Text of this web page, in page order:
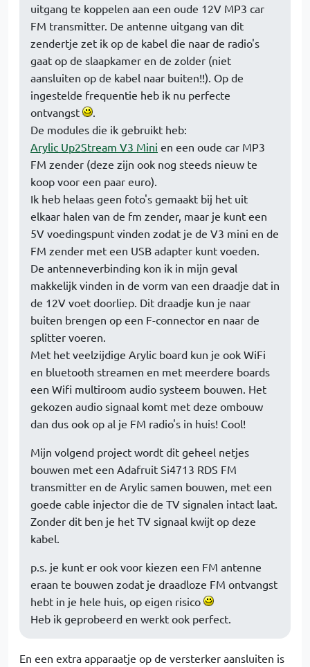
uitgang te koppelen aan een oude 12V MP3 car
FM transmitter. De antenne uitgang van dit
zendertje zet ik op de kabel die naar de radio's
gaat op de slaapkamer en de zolder (niet
aansluiten op de kabel naar buiten!!). Op de
ingestelde frequentie heb ik nu perfecte
ontvangst
De modules die ik gebruikt heb:
Arylic Up2Stream V3 Mini en een oude car MP3
FM zender (deze zijn ook nog steeds nieuw te
koop voor een paar euro).
Ik heb helaas geen foto's gemaakt bij het uit
elkaar halen van de fm zender, maar je kunt een
5V voedingspunt vinden zodat je de V3 mini en de
FM zender met een USB adapter kunt voeden.
De antenneverbinding kon ik in mijn geval
makkelijk vinden in de vorm van een draadje dat in
de 12V voet doorliep. Dit draadje kun je naar
buiten brengen op een F-connector en naar de
splitter voeren.
Met het veelzijdige Arylic board kun je ook WiFi
en bluetooth streamen en met meerdere boards
een Wifi multiroom audio systeem bouwen. Het
gekozen audio signaal komt met deze ombouw
dan dus ook op al je FM radio's in huis! Cool!
Mijn volgend project wordt dit geheel netjes
bouwen met een Adafruit Si4713 RDS FM
transmitter en de Arylic samen bouwen, met een
goede cable injector die de TV signalen intact laat.
Zonder dit ben je het TV signaal kwijt op deze
kabel.
p.s. je kunt er ook voor kiezen een FM antenne
eraan te bouwen zodat je draadloze FM ontvangst
hebt in je hele huis, op eigen risico
Heb ik geprobeerd en werkt ook perfect.
En een extra apparaatje op de versterker aansluiten is